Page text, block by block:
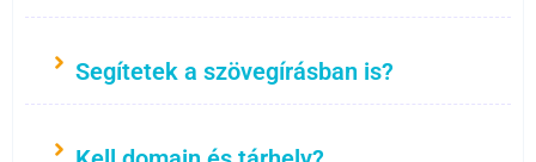
Segítetek a szövegírásban is?